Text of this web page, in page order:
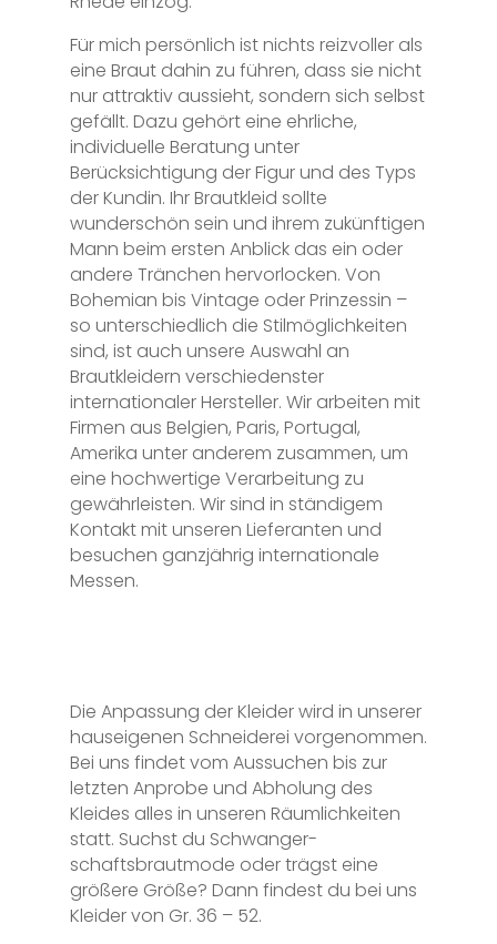
Für mich persönlich ist nichts reizvoller als
eine Braut dahin zu führen, dass sie nicht
nur attraktiv aussieht, sondern sich selbst
gefällt. Dazu gehört eine ehrliche,
individuelle Beratung unter
Berücksichtigung der Figur und des Typs
der Kundin. Ihr Brautkleid sollte
wunderschön sein und ihrem zukünftigen
Mann beim ersten Anblick das ein oder
andere Tränchen hervorlocken. Von
Bohemian bis Vintage oder Prinzessin –
so unterschiedlich die Stilmöglichkeiten
sind, ist auch unsere Auswahl an
Brautkleidern verschiedenster
internationaler Hersteller. Wir arbeiten mit
Firmen aus Belgien, Paris, Portugal,
Amerika unter anderem zusammen, um
eine hochwertige Verarbeitung zu
gewährleisten. Wir sind in ständigem
Kontakt mit unseren Lieferanten und
besuchen ganzjährig internationale
Messen.
Die Anpassung der Kleider wird in unserer
hauseigenen Schneiderei vorgenommen.
Bei uns findet vom Aussuchen bis zur
letzten Anprobe und Abholung des
Kleides alles in unseren Räumlichkeiten
statt. Suchst du Schwanger-
schaftsbrautmode oder trägst eine
größere Größe? Dann findest du bei uns
Kleider von Gr. 36 – 52.